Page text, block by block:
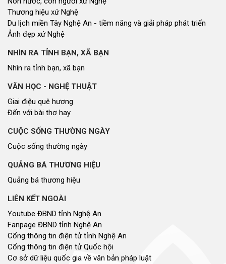
Thương hiệu xứ Nghệ
Du lịch miền Tây Nghệ An - tiềm năng và giải pháp phát triển
Ảnh đẹp xứ Nghệ
NHÌN RA TỈNH BẠN, XÃ BẠN
Nhìn ra tỉnh bạn, xã bạn
VĂN HỌC - NGHỆ THUẬT
Giai điệu quê hương
Đến với bài thơ hay
CUỘC SỐNG THƯỜNG NGÀY
Cuộc sống thường ngày
QUẢNG BÁ THƯƠNG HIỆU
Quảng bá thương hiệu
LIÊN KẾT NGOÀI
Youtube ĐBND tỉnh Nghệ An
Fanpage ĐBND tỉnh Nghệ An
Cổng thông tin điện tử tỉnh Nghệ An
Cổng thông tin điện tử Quốc hội
Cơ sở dữ liệu quốc gia về văn bản pháp luật